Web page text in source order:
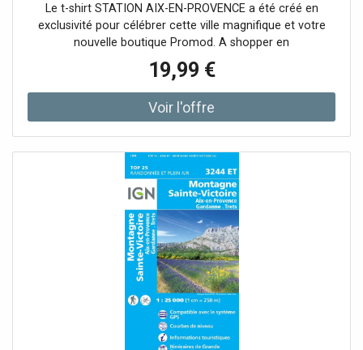
Le t-shirt STATION AIX-EN-PROVENCE a été créé en
exclusivité pour célébrer cette ville magnifique et votre
nouvelle boutique Promod. A shopper en
19,99 €